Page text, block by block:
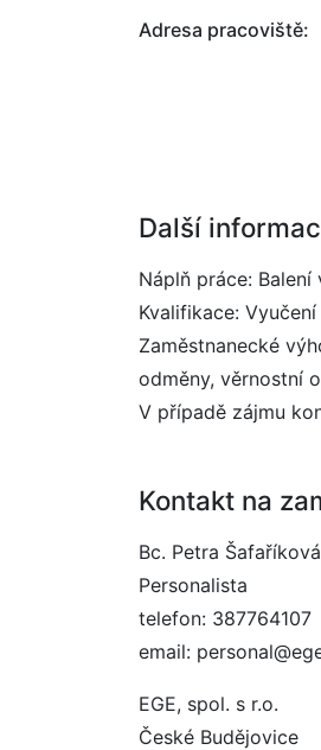
Adresa pracoviště:
Další
Náplň práce:
Kvalifikace:
Zaměstnanecké
odměny, věrnostní
V případě zájmu
Kontakt na
Bc. Petra Šafaříková
Personalista
telefon: 387764107
email:
EGE, spol. s r.o.
České Budějovice